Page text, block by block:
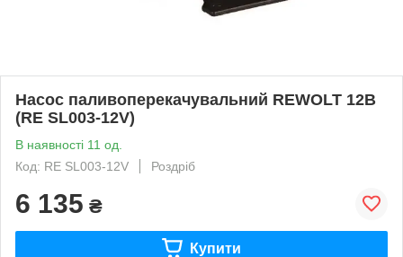
Насос паливоперекачувальний REWOLT 12В
(RE SL003-12V)
В наявності 11 од.
Код: RE SL003-12V
Роздріб
6 135 ₴
Купити